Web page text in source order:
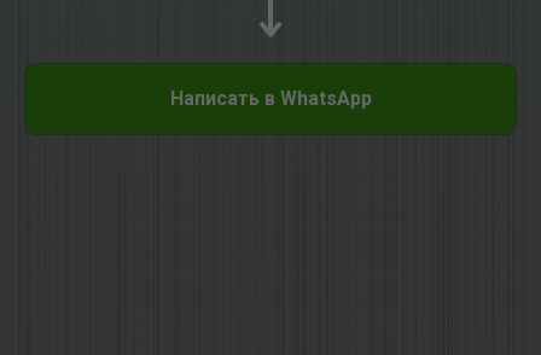
Написать в WhatsApp